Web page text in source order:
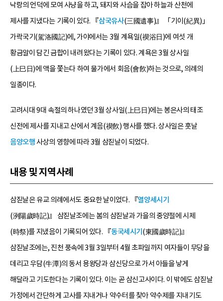
낙랑의 언덕에 모여 사냥을 하고, 돼지와 사슴을 잡아 하늘과 산천에
제사를 지냈다는 기록이 있다. 『삼국유사(三國遺事)』 「기이(紀異)」
가락국기(駕洛國記)에, 가야에서는 3월 계욕일(禊浴日)에 여섯 개
황금알이 담긴 금합이 내려왔다는 기록이 있다. 계욕은 3월 상사일
(上巳日)에 액을 쫓는다 하여 물가에서 회음(會飮)하는 것으로, 의례의
일종이다.
고려시대 9대 속절의 하나였던 3월 상사일(上巳日)에는 봉은사의 태조
신전에 제사를 지내고 산에서 계음(禊飮) 행사를 했다. 상사일은 훗날
음양오행사상의 영향에 따라 3월 삼짇날이 되었다.
내용 및 지역사례
삼짇날은 유교 의례에서도 중요한 날이었다. 『열양세시기
(洌陽歲時記)』 삼짇날조에는 봄의 삼짇날과 가을의 중양절에 시제
(時祭)를 지냈음이 기록되어 있다. 『동국세시기 (東國歲時記)』
삼짇날조에는, 진천 풍속에 3월 3일부터 4월 초파일까지 여자들이 무당을
데리고 우담(牛潭)의 동서 용왕당과 삼신당으로 가서 아들을 낳게
해달라고 기도한다는 기록이 있다. 이는 곧 삼신고사이다. 이 밖에도 삼짇날
가정에서 간단하게 고사를 지내거나 약수터를 찾아 약수제를 지내기도